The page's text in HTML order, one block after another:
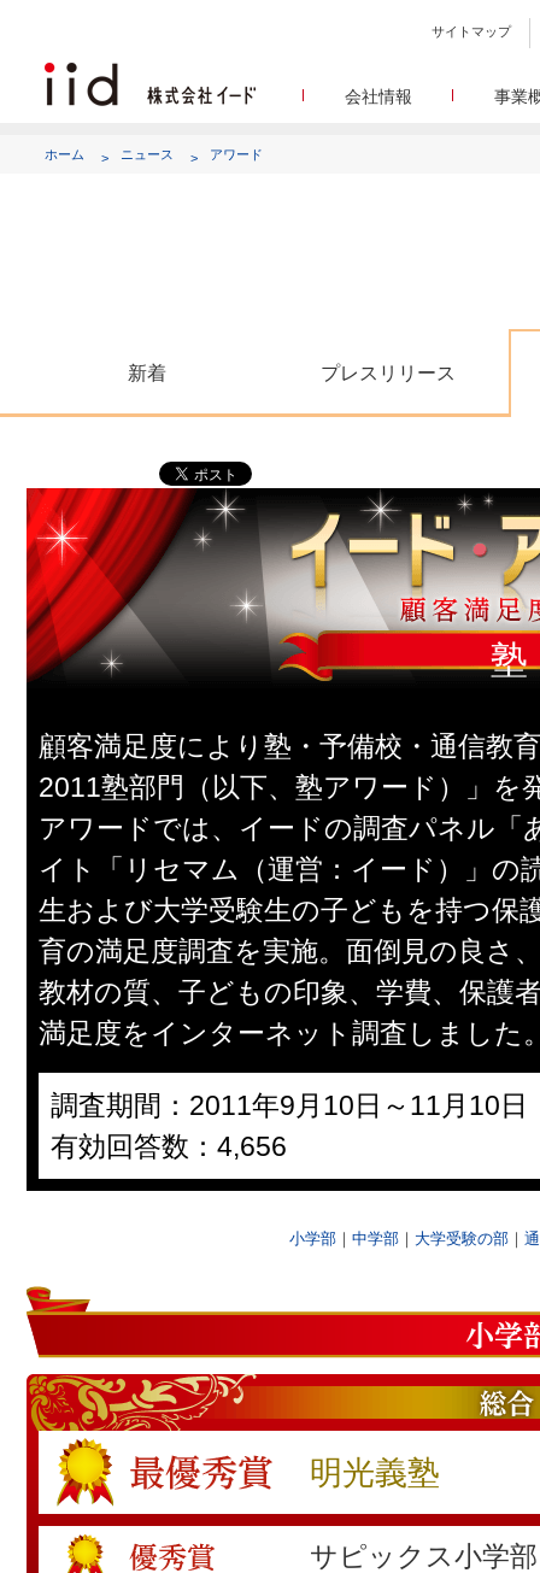
サイトマップ
会社情報
アク
事業
ホーム ニュース アワード
新着 プレスリリース
塾
顧客満足度により塾・予備校・通信教
2011塾部門（以下、塾アワード）」
アワードでは、イードの調査パネル「
イト「リセマム（運営：イード）」の
生および大学受験生の子どもを持つ保
育の満足度調査を実施。面倒見の良さ
教材の質、子どもの印象、学費、保護
満足度をインターネット調査しました
調査期間：2011年9月10日～11月10日
有効回答数：4,656
小学部 ｜ 中学部 ｜ 大学受験の部 ｜
明光義塾
サピックス小学部